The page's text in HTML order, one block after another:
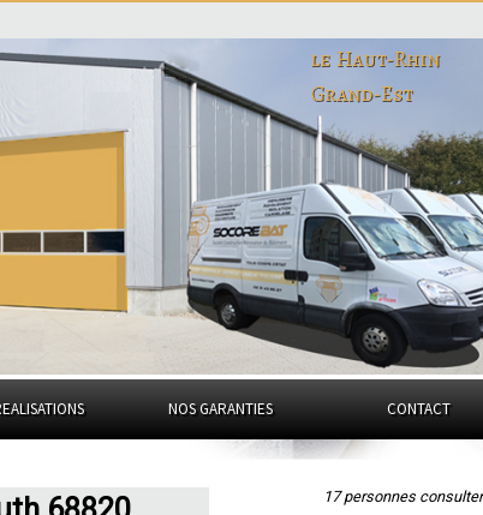
le Haut-Rhin
Grand-Est
NOS GARANTIES CONTACT
17 personnes